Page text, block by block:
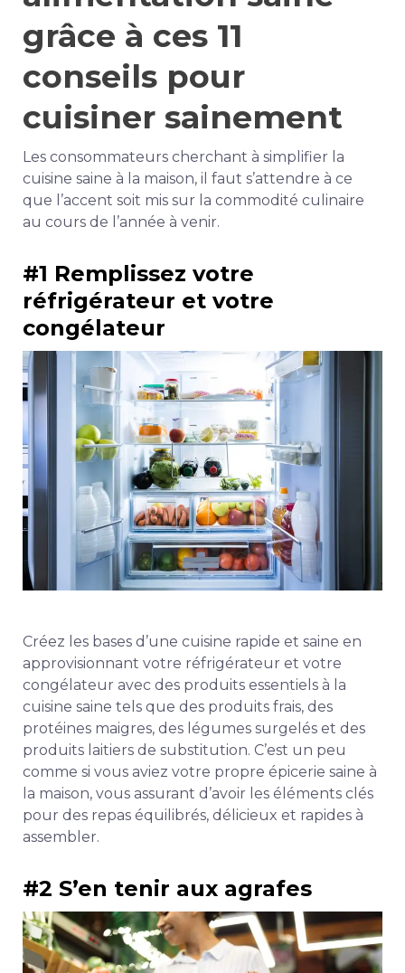
grâce à ces 11
conseils pour
cuisiner sainement
Les consommateurs cherchant à simplifier la
cuisine saine à la maison, il faut s’attendre à ce
que l’accent soit mis sur la commodité culinaire
au cours de l’année à venir.
#1 Remplissez votre
réfrigérateur et votre
congélateur
Créez les bases d’une cuisine rapide et saine en
approvisionnant votre réfrigérateur et votre
congélateur avec des produits essentiels à la
cuisine saine tels que des produits frais, des
protéines maigres, des légumes surgelés et des
produits laitiers de substitution. C’est un peu
comme si vous aviez votre propre épicerie saine à
la maison, vous assurant d’avoir les éléments clés
pour des repas équilibrés, délicieux et rapides à
assembler.
#2 S’en tenir aux agrafes